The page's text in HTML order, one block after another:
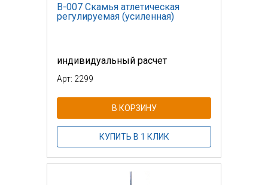
В-007 Скамья атлетическая
регулируемая (усиленная)
индивидуальный расчет
Арт: 2299
В КОРЗИНУ
КУПИТЬ В 1 КЛИК